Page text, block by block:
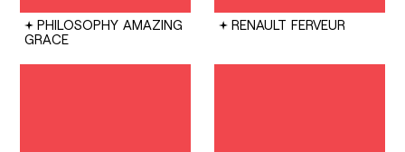
PHILOSOPHY AMAZING
GRACE
RENAULT FERVEUR